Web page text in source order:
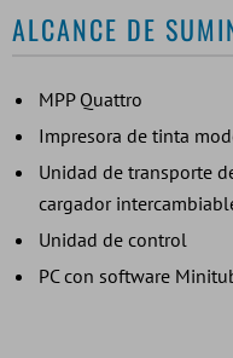
ALCANCE DE
MPP Quattro
Impresora de tinta
Unidad de transporte
cargador
Unidad de control
PC con software